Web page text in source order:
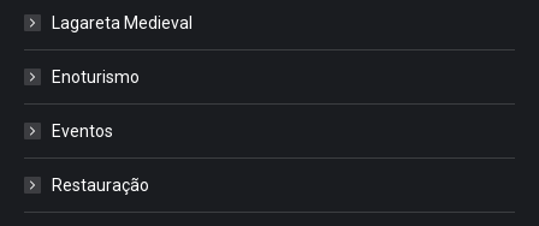
Lagareta Medieval
Enoturismo
Eventos
Restauração